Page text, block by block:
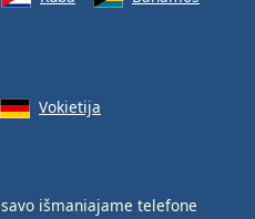
Vokietija
savo išmaniajame telefone